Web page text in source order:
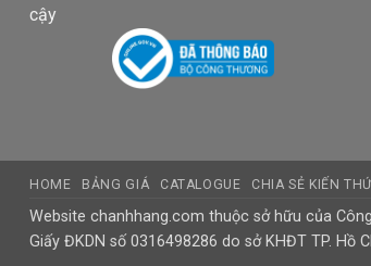
cậy
HOME BẢNG GIÁ CATALOGUE CHIA SẺ KIẾN
Website chanhhang.com thuộc sở hữu của
Giấy ĐKDN số 0316498286 do sở KHĐT TP. Hồ